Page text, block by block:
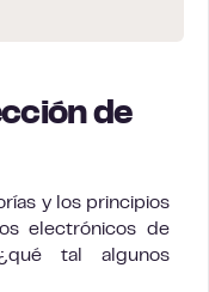
de
y los principios
electrónicos de
tal algunos